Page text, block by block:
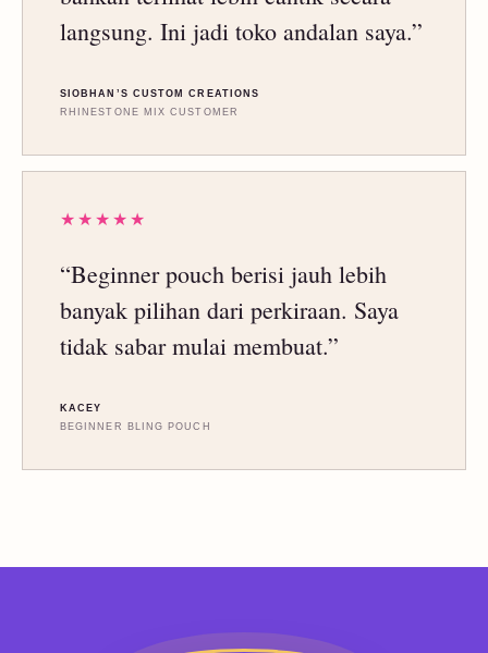
langsung. Ini jadi toko andalan saya.”
SIOBHAN’S CUSTOM CREATIONS
RHINESTONE MIX CUSTOMER
★★★★★
“Beginner pouch berisi jauh lebih
banyak pilihan dari perkiraan. Saya
tidak sabar mulai membuat.”
KACEY
BEGINNER BLING POUCH